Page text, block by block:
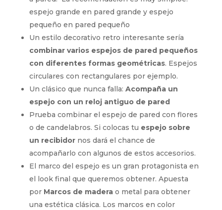
espejo grande en pared grande y espejo
pequeño en pared pequeño
Un estilo decorativo retro interesante sería
combinar varios espejos de pared pequeños
con diferentes formas geométricas. Espejos
circulares con rectangulares por ejemplo.
Un clásico que nunca falla: Acompaña un
espejo con un reloj antiguo de pared
Prueba combinar el espejo de pared con flores
o de candelabros. Si colocas tu espejo sobre
un recibidornos dará el chance de
acompañarlo con algunos de estos accesorios.
El marco del espejo es un gran protagonista en
el look final que queremos obtener. Apuesta
por Marcos de maderao metal para obtener
una estética clásica. Los marcos en color